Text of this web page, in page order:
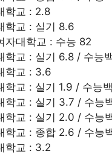
학교 : 2.8
학교 : 실기 8.6
자대학교 : 수능 82
학교 : 실기 6.8 / 수능
학교 : 3.6
학교 : 실기 1.9 / 수능
학교 : 실기 3.7 / 수능
학교 : 실기 2.0 / 수능
학교 : 종합 2.6 / 수능
학교 : 3.2